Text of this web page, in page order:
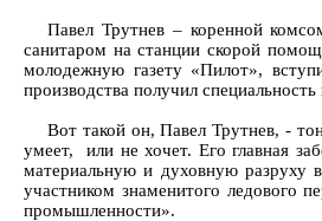
Павел Трутнев – коренной
санитаром на станции скорой
молодежную газету «Пилот»,
производства получил
Вот такой он, Павел Трутнев, -
умеет, или не хочет. Его главная
материальную и духовную разруху
участником знаменитого ледового
промышленности».